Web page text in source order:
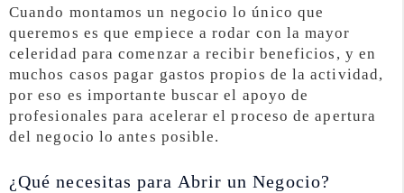
Cuando montamos un negocio lo único que
queremos es que empiece a rodar con la mayor
celeridad para comenzar a recibir beneficios, y en
muchos casos pagar gastos propios de la actividad,
por eso es importante buscar el apoyo de
profesionales para acelerar el proceso de apertura
del negocio lo antes posible.
¿Qué necesitas para Abrir un Negocio?